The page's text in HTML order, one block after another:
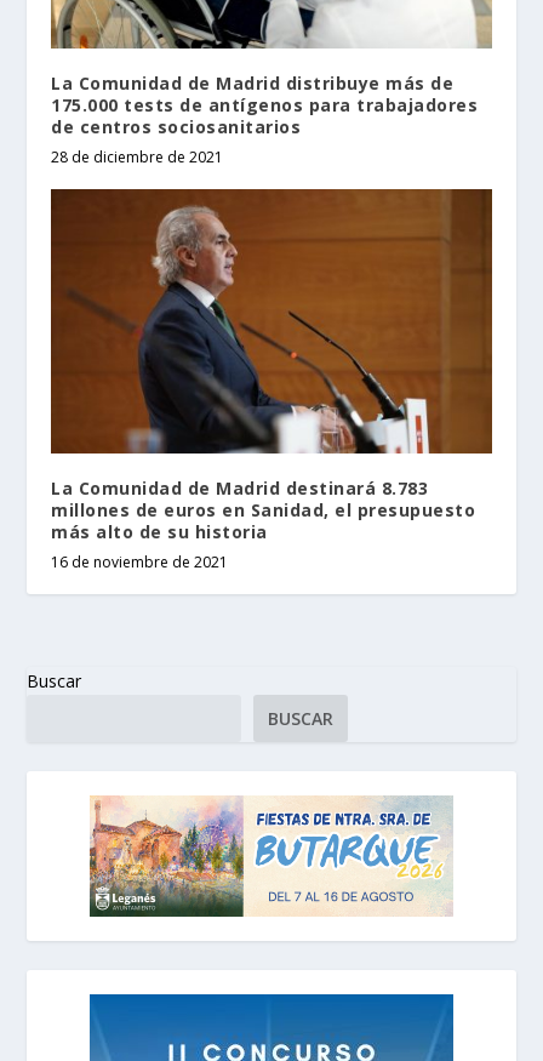
La Comunidad de Madrid distribuye más de
175.000 tests de antígenos para trabajadores
de centros sociosanitarios
28 de diciembre de 2021
La Comunidad de Madrid destinará 8.783
millones de euros en Sanidad, el presupuesto
más alto de su historia
16 de noviembre de 2021
Buscar
BUSCAR